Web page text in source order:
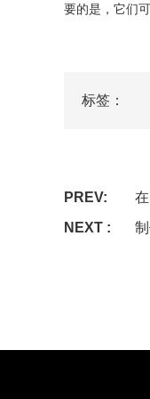
要的是，它们
标签：
PREV:
NEXT :